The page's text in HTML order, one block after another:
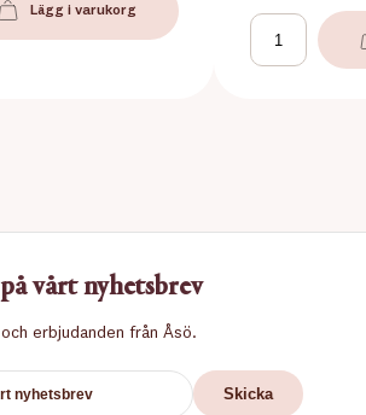
Lägg i varukorg
vårt nyhetsbrev
erbjudanden från Åsö.